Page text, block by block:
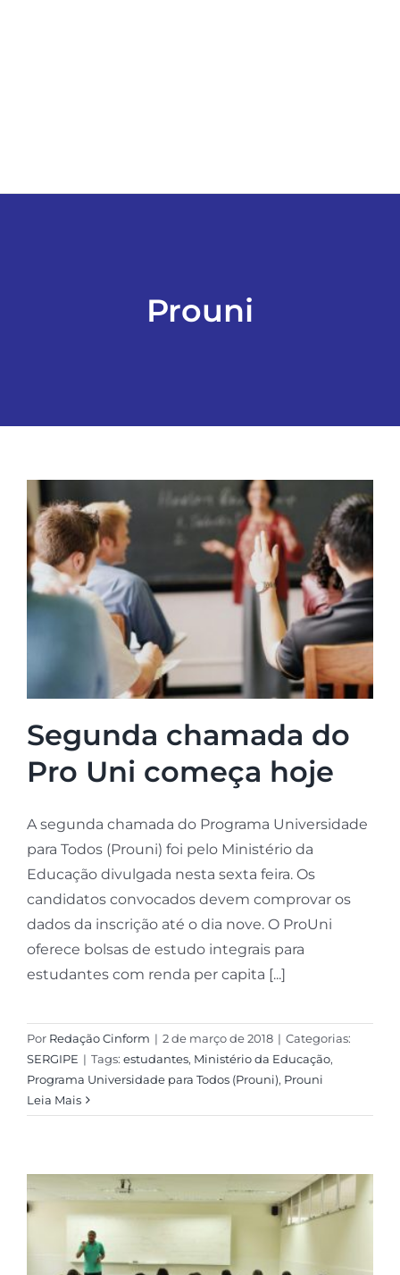
Prouni
Segunda chamada do
Pro Uni começa hoje
A segunda chamada do Programa Universidade
para Todos (Prouni) foi pelo Ministério da
Educação divulgada nesta sexta feira. Os
candidatos convocados devem comprovar os
dados da inscrição até o dia nove. O ProUni
oferece bolsas de estudo integrais para
estudantes com renda per capita [...]
Por Redação Cinform | 2 de março de 2018 | Categorias:
SERGIPE | Tags: estudantes, Ministério da Educação,
Programa Universidade para Todos (Prouni), Prouni
Leia Mais